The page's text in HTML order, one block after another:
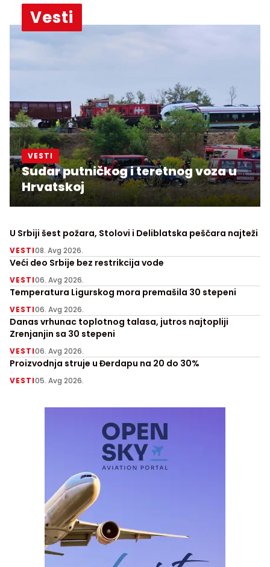
Vesti
VESTI
Sudar putničkog i teretnog voza u
Hrvatskoj
U Srbiji šest požara, Stolovi i Deliblatska peščara najteži
VESTI08. Avg 2026.
Veći deo Srbije bez restrikcija vode
VESTI06. Avg 2026.
Temperatura Ligurskog mora premašila 30 stepeni
VESTI06. Avg 2026.
Danas vrhunac toplotnog talasa, jutros najtopliji
Zrenjanjin sa 30 stepeni
VESTI06. Avg 2026.
Proizvodnja struje u Đerdapu na 20 do 30%
VESTI05. Avg 2026.